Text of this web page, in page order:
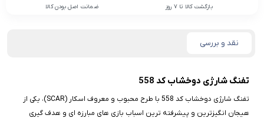
بازگشت کالا تا 7 روز ضمانت اصل بودن کالا
نقد و بررسی
تفنگ شارژی دوخشاب کد 558
تفنگ شارژی دوخشاب کد 558 با طرح محبوب و معروف اسکار (SCAR)، یکی از
هیجان‌ انگیزترین و پیشرفته‌ ترین اسباب‌ بازی‌ های مبارزه‌ ای و هدف‌ گیری